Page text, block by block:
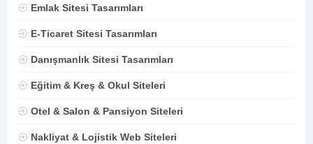
Emlak Sitesi Tasarımları
E-Ticaret Sitesi Tasarımları
Danışmanlık Sitesi Tasarımları
Eğitim & Kreş & Okul Siteleri
Otel & Salon & Pansiyon Siteleri
Nakliyat & Lojistik Web Siteleri